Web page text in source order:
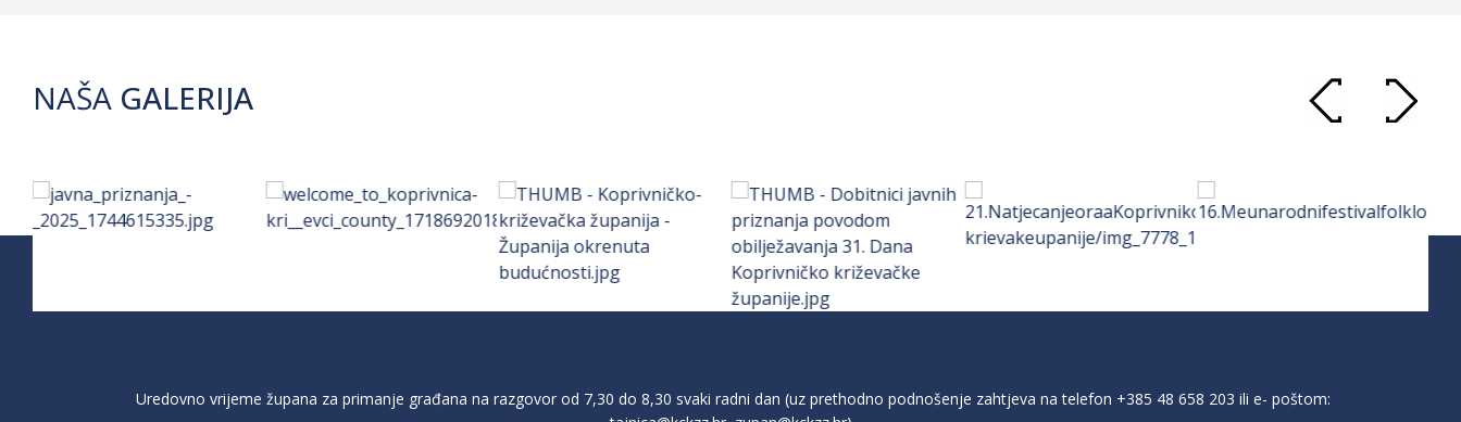
NAŠA GALERIJA
Uredovno vrijeme župana za primanje građana na razgovor od 7,30 do 8,30 svaki radni dan (uz prethodno podnošenje zahtjeva na telefon +385 48 658 203 ili e- poštom: